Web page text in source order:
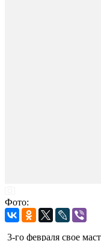
Фото:
3-го февраля свое